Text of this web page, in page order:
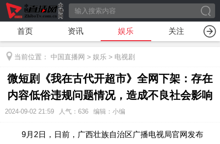
首页 资讯 娱乐 关注
当前位置： 中国直播网 > 娱乐 > 电视剧
微短剧《我在古代开超市》全网下架：存在
内容低俗违规问题情况，造成不良社会影响
2024-09-02 21:59 人气： 636 编辑：小编
9月2日，日前，广西壮族自治区广播电视局官网发布